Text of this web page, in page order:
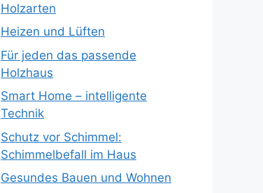
Holzarten
Heizen und Lüften
Für jeden das passende
Holzhaus
Smart Home – intelligente
Technik
Schutz vor Schimmel:
Schimmelbefall im Haus
Gesundes Bauen und Wohnen